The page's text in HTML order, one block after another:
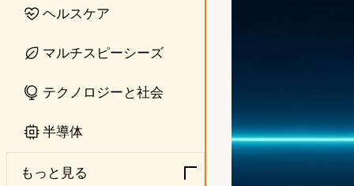
ヘルスケア
マルチスピーシーズ
テクノロジーと社会
半導体
もっと見る